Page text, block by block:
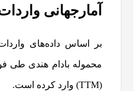
آمارجهانی
(TTM) وارد کرده است.